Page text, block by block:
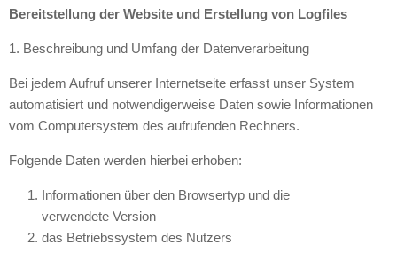
Bereitstellung der Website und Erstellung von Logfiles
1. Beschreibung und Umfang der Datenverarbeitung
Bei jedem Aufruf unserer Internetseite erfasst unser System
automatisiert und notwendigerweise Daten sowie Informationen
vom Computersystem des aufrufenden Rechners.
Folgende Daten werden hierbei erhoben:
Informationen über den Browsertyp und die
verwendete Version
das Betriebssystem des Nutzers